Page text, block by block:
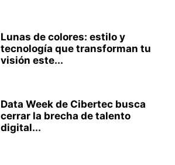
Lunas de colores: estilo y
tecnología que transforman tu
visión este...
Data Week de Cibertec busca
cerrar la brecha de talento
digital...